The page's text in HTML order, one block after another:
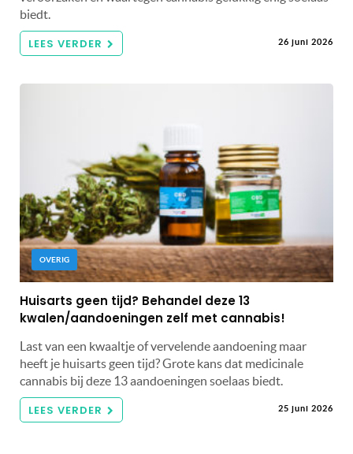
biedt.
LEES VERDER 26 juni 2026
OVERIG
Huisarts geen tijd? Behandel deze 13
kwalen/aandoeningen zelf met cannabis!
Last van een kwaaltje of vervelende aandoening maar
heeft je huisarts geen tijd? Grote kans dat medicinale
cannabis bij deze 13 aandoeningen soelaas biedt.
LEES VERDER 25 juni 2026